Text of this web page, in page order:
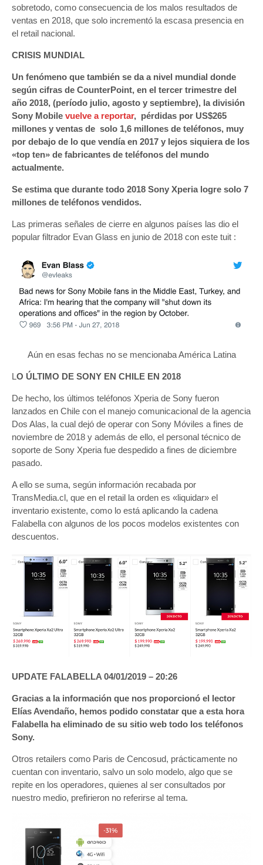
sobretodo, como consecuencia de los malos resultados de
ventas en 2018, que solo incrementó la escasa presencia en
el retail nacional.
CRISIS MUNDIAL
Un fenómeno que también se da a nivel mundial donde
según cifras de CounterPoint, en el tercer trimestre del
año 2018, (período julio, agosto y septiembre), la división
Sony Mobile vuelve a reportar, pérdidas por US$265
millones y ventas de solo 1,6 millones de teléfonos, muy
por debajo de lo que vendía en 2017 y lejos siquiera de los
«top ten» de fabricantes de teléfonos del mundo
actualmente.
Se estima que durante todo 2018 Sony Xperia logre solo 7
millones de teléfonos vendidos.
Las primeras señales de cierre en algunos países las dio el
popular filtrador Evan Glass en junio de 2018 con este tuit :
Aún en esas fechas no se mencionaba América Latina
LO ÚLTIMO DE SONY EN CHILE EN 2018
De hecho, los últimos teléfonos Xperia de Sony fueron
lanzados en Chile con el manejo comunicacional de la agencia
Dos Alas, la cual dejó de operar con Sony Móviles a fines de
noviembre de 2018 y además de ello, el personal técnico de
soporte de Sony Xperia fue despedido a fines de diciembre
pasado.
A ello se suma, según información recabada por
TransMedia.cl, que en el retail la orden es «liquidar» el
inventario existente, como lo está aplicando la cadena
Falabella con algunos de los pocos modelos existentes con
descuentos.
UPDATE FALABELLA 04/01/2019 – 20:26
Gracias a la información que nos proporcionó el lector
Elías Avendaño, hemos podido constatar que a esta hora
Falabella ha eliminado de su sitio web todo los teléfonos
Sony.
Otros retailers como Paris de Cencosud, prácticamente no
cuentan con inventario, salvo un solo modelo, algo que se
repite en los operadores, quienes al ser consultados por
nuestro medio, prefirieron no referirse al tema.